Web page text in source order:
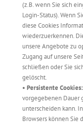
(z.B. wenn Sie sich
Login-Status). Wenn
diese Cookies
wiederzuerkennen.
unsere Angebote zu
Zugang auf unsere
schließen oder Sie
gelöscht.
• Persistente Cookies:
vorgegebenen Dauer
unterscheiden kann.
Browsers können Sie